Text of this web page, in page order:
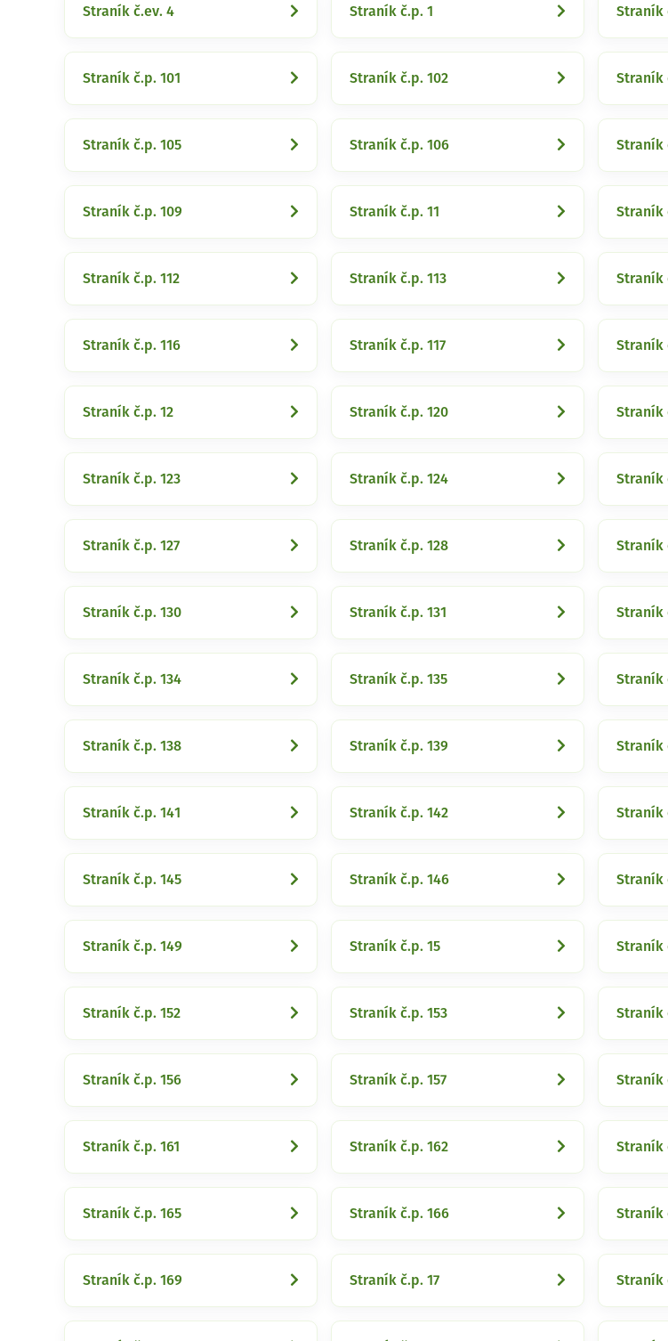
Straník č.ev. 4 Straník č.p. 1 Straník
Straník č.p. 101 Straník č.p. 102 Straník
Straník č.p. 105 Straník č.p. 106 Straník
Straník č.p. 109 Straník č.p. 11 Straník
Straník č.p. 112 Straník č.p. 113 Straník
Straník č.p. 116 Straník č.p. 117 Straník
Straník č.p. 12 Straník č.p. 120 Straník
Straník č.p. 123 Straník č.p. 124 Straník
Straník č.p. 127 Straník č.p. 128 Straník
Straník č.p. 130 Straník č.p. 131 Straník
Straník č.p. 134 Straník č.p. 135 Straník
Straník č.p. 138 Straník č.p. 139 Straník
Straník č.p. 141 Straník č.p. 142 Straník
Straník č.p. 145 Straník č.p. 146 Straník
Straník č.p. 149 Straník č.p. 15 Straník
Straník č.p. 152 Straník č.p. 153 Straník
Straník č.p. 156 Straník č.p. 157 Straník
Straník č.p. 161 Straník č.p. 162 Straník
Straník č.p. 165 Straník č.p. 166 Straník
Straník č.p. 169 Straník č.p. 17 Straník